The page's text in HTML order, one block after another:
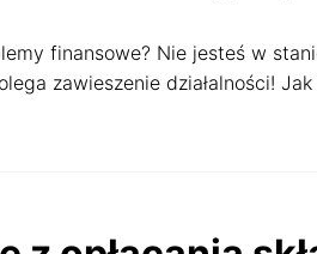
finansowe? Nie jesteś w
zawieszenie działalności!